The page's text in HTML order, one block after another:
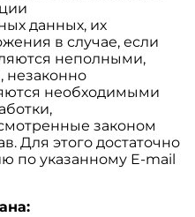
данных, их
в случае, если
неполными,
незаконно
необходимыми
законом
Для этого достаточно
по указанному E-mail